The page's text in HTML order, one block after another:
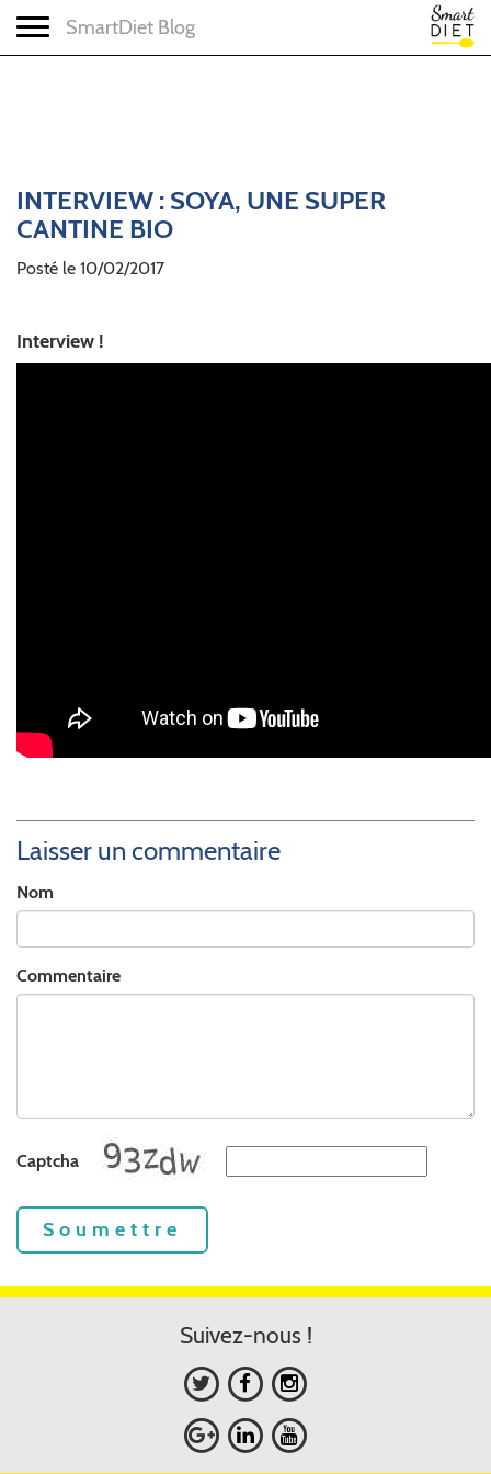
SmartDiet Blog
INTERVIEW : SOYA, UNE SUPER
CANTINE BIO
Posté le 10/02/2017
Interview !
Laisser un commentaire
Nom
Commentaire
Captcha
Soumettre
Suivez-nous !